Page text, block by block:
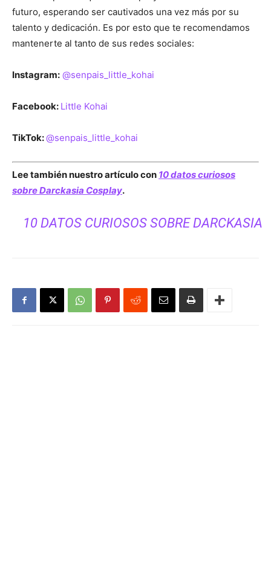
futuro, esperando ser cautivados una vez más por su
talento y dedicación. Es por esto que te recomendamos
mantenerte al tanto de sus redes sociales:
Instagram: @senpais_little_kohai
Facebook: Little Kohai
TikTok:@senpais_little_kohai
Lee también nuestro artículo con 10 datos curiosos
sobre Darckasia Cosplay.
10 DATOS CURIOSOS SOBRE DARCKASIA